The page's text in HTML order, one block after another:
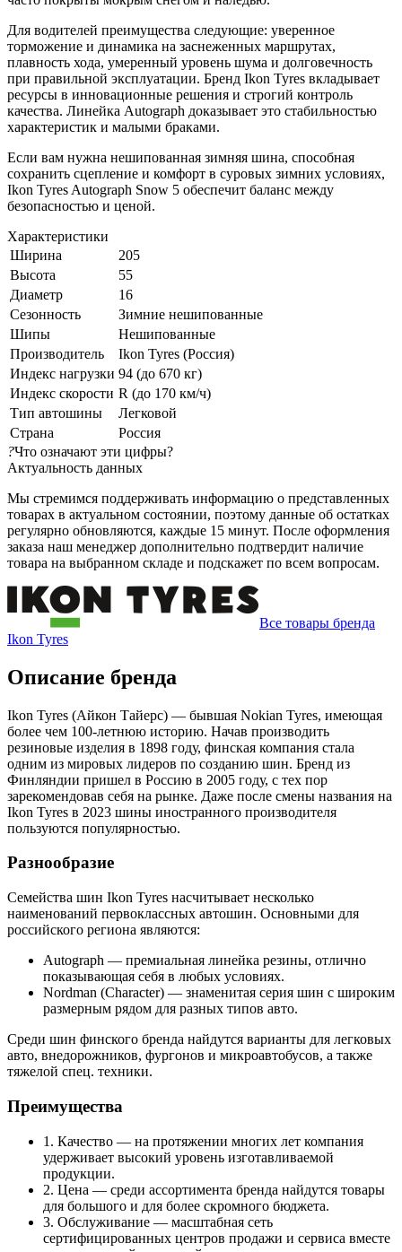
Для водителей преимущества следующие: уверенное
торможение и динамика на заснеженных маршрутах,
плавность хода, умеренный уровень шума и долговечность
при правильной эксплуатации. Бренд Ikon Tyres вкладывает
ресурсы в инновационные решения и строгий контроль
качества. Линейка Autograph доказывает это стабильностью
характеристик и малыми браками.
Если вам нужна нешипованная зимняя шина, способная
сохранить сцепление и комфорт в суровых зимних условиях,
Ikon Tyres Autograph Snow 5 обеспечит баланс между
безопасностью и ценой.
Характеристики
Ширина
205
Высота
55
Диаметр
16
Сезонность
Зимние нешипованные
Шипы
Нешипованные
Производитель
Ikon Tyres (Россия)
Индекс нагрузки 94 (до 670 кг)
Индекс скорости R (до 170 км/ч)
Тип автошины
Легковой
Страна
Россия
?Что означают эти цифры?
Актуальность данных
Мы стремимся поддерживать информацию о представленных
товарах в актуальном состоянии, поэтому данные об остатках
регулярно обновляются, каждые 15 минут. После оформления
заказа наш менеджер дополнительно подтвердит наличие
товара на выбранном складе и подскажет по всем вопросам.
Все товары бренда
Ikon Tyres
Описание бренда
Ikon Tyres (Айкон Тайерс) — бывшая Nokian Tyres, имеющая
более чем 100-летнюю историю. Начав производить
резиновые изделия в 1898 году, финская компания стала
одним из мировых лидеров по созданию шин. Бренд из
Финляндии пришел в Россию в 2005 году, с тех пор
зарекомендовав себя на рынке. Даже после смены названия на
Ikon Tyres в 2023 шины иностранного производителя
пользуются популярностью.
Разнообразие
Семейства шин Ikon Tyres насчитывает несколько
наименований первоклассных автошин. Основными для
российского региона являются:
Autograph — премиальная линейка резины, отлично
показывающая себя в любых условиях.
Nordman (Character) — знаменитая серия шин с широким
размерным рядом для разных типов авто.
Среди шин финского бренда найдутся варианты для легковых
авто, внедорожников, фургонов и микроавтобусов, а также
тяжелой спец. техники.
Преимущества
1. Качество — на протяжении многих лет компания
удерживает высокий уровень изготавливаемой
продукции.
2. Цена — среди ассортимента бренда найдутся товары
для большого и для более скромного бюджета.
3. Обслуживание — масштабная сеть
сертифицированных центров продажи и сервиса вместе